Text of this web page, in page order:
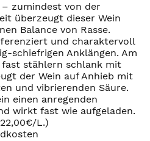
zumindest von der
überzeugt dieser Wein
Balance von Rasse.
und charaktervoll
schiefrigen Anklängen. Am
fast stählern schlank mit
der Wein auf Anhieb mit
und vibrierenden Säure.
einen anregenden
wirkt fast wie aufgeladen.
L.)